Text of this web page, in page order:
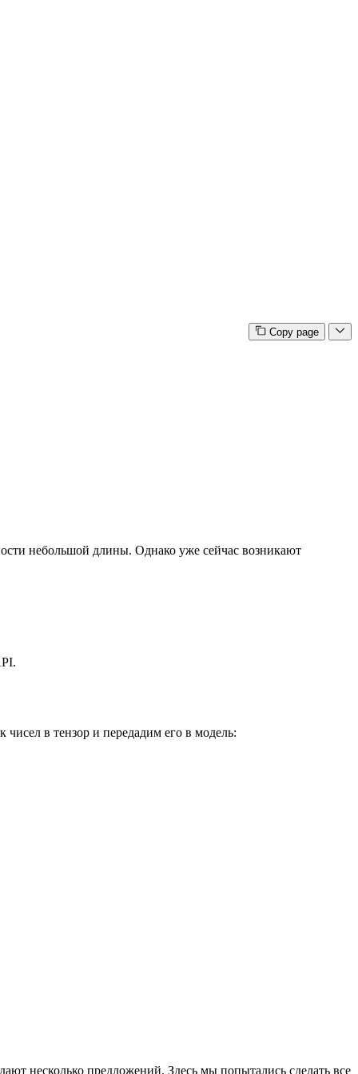
Copy page
небольшой длины. Однако уже сейчас возникают
в тензор и передадим его в модель:
несколько предложений. Здесь мы попытались сделать все